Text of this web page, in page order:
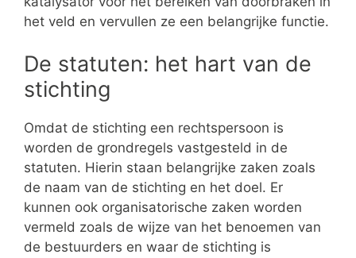
het veld en vervullen ze een belangrijke functie.
De statuten: het hart van de
stichting
Omdat de stichting een rechtspersoon is
worden de grondregels vastgesteld in de
statuten. Hierin staan belangrijke zaken zoals
de naam van de stichting en het doel. Er
kunnen ook organisatorische zaken worden
vermeld zoals de wijze van het benoemen van
de bestuurders en waar de stichting is